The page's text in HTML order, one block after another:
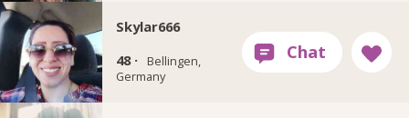
Skylar666
48 ·
Bellingen,
Germany